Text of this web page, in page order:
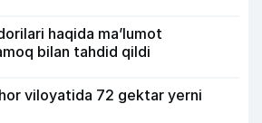
haqida ma’lumot
bilan tahdid qildi
viloyatida 72 gektar yerni